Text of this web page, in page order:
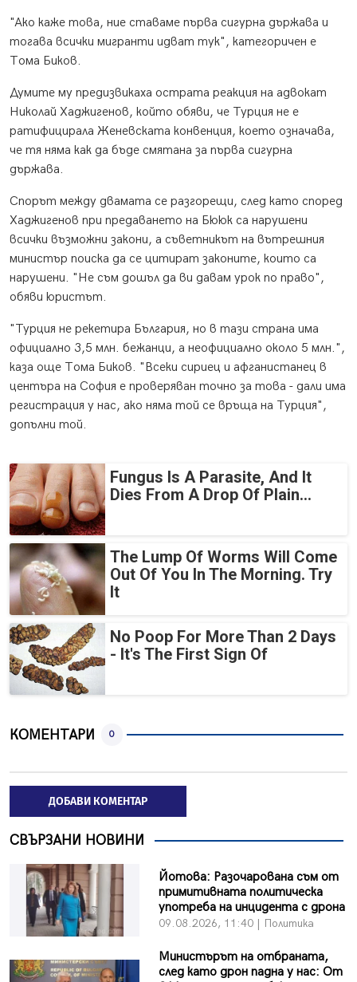
"Ако каже това, ние ставаме първа сигурна държава и
тогава всички мигранти идват тук", категоричен е
Тома Биков.
Думите му предизвикаха острата реакция на адвокат
Николай Хаджигенов, който обяви, че Турция не е
ратифицирала Женевската конвенция, което означава,
че тя няма как да бъде смятана за първа сигурна
държава.
Спорът между двамата се разгорещи, след като според
Хаджигенов при предаването на Бююк са нарушени
всички възможни закони, а съветникът на вътрешния
министър поиска да се цитират законите, които са
нарушени. "Не съм дошъл да ви давам урок по право",
обяви юристът.
"Турция не рекетира България, но в тази страна има
официално 3,5 млн. бежанци, а неофициално около 5 млн.",
каза още Тома Биков. "Всеки сириец и афганистанец в
центъра на София е проверяван точно за това - дали има
регистрация у нас, ако няма той се връща на Турция",
допълни той.
Fungus Is A Parasite, And It
Dies From A Drop Of Plain...
The Lump Of Worms Will Come
Out Of You In The Morning. Try
It
No Poop For More Than 2 Days
- It's The First Sign Of
КОМЕНТАРИ 0
ДОБАВИ КОМЕНТАР
СВЪРЗАНИ НОВИНИ
Йотова: Разочарована съм от
примитивната политическа
употреба на инцидента с дрона
09.08.2026, 11:40 | Политика
Министърът на отбраната,
след като дрон падна у нас: От